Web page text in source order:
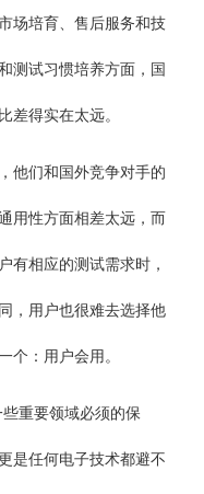
场培育、售后服务和技
测试习惯培养方面，国
差得实在太远。
们和国外竞争对手的
用性方面相差太远，而
有相应的测试需求时，
，用户也很难去选择他
个：用户会用。
重要领域必须的保
是任何电子技术都避不